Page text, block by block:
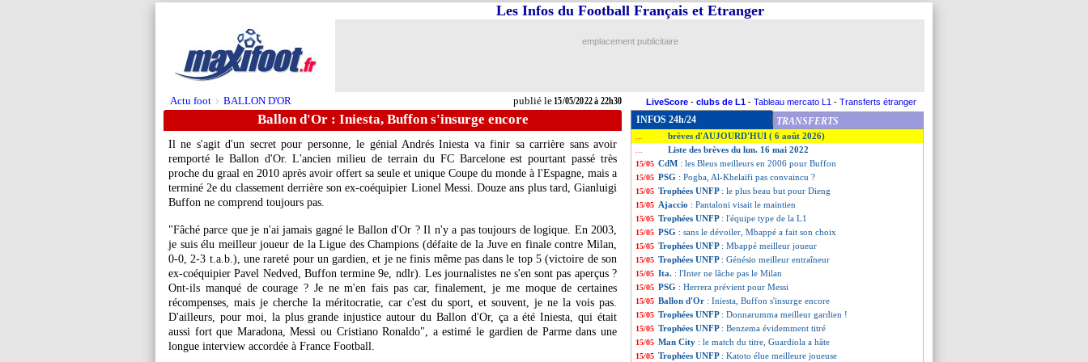
Actu foot > BALLON D'OR publié le15/05/2022 à 22h30
Les Infos du Football Français et Etranger
emplacement publicitaire
LiveScore - clubs de L1 - Tableau mercato L1 - Transferts étranger
Ballon d'Or : Iniesta, Buffon s'insurge encore
Il ne s'agit d'un secret pour personne, le génial Andrés Iniesta va finir sa carrière sans avoir
remporté le Ballon d'Or. L'ancien milieu de terrain du FC Barcelone est pourtant passé très
proche du graal en 2010 après avoir offert sa seule et unique Coupe du monde à l'Espagne, mais a
terminé 2e du classement derrière son ex-coéquipier Lionel Messi. Douze ans plus tard, Gianluigi
Buffon ne comprend toujours pas.
"Fâché parce que je n'ai jamais gagné le Ballon d'Or ? Il n'y a pas toujours de logique. En 2003,
je suis élu meilleur joueur de la Ligue des Champions (défaite de la Juve en finale contre Milan,
0-0, 2-3 t.a.b.), une rareté pour un gardien, et je ne finis même pas dans le top 5 (victoire de son
ex-coéquipier Pavel Nedved, Buffon termine 9e, ndlr). Les journalistes ne s'en sont pas aperçus ?
Ont-ils manqué de courage ? Je ne m'en fais pas car, finalement, je me moque de certaines
récompenses, mais je cherche la méritocratie, car c'est du sport, et souvent, je ne la vois pas.
D'ailleurs, pour moi, la plus grande injustice autour du Ballon d'Or, ça a été Iniesta, qui était
aussi fort que Maradona, Messi ou Cristiano Ronaldo", a estimé le gardien de Parme dans une
longue interview accordée à France Football.
INFOS 24h/24 TRANSFERTS
brèves d'AUJOURD'HUI ( 6 août 2026)
Liste des brèves du lun. 16 mai 2022
15/05 CdM : les Bleus meilleurs en 2006 pour Buffon
15/05 PSG : Pogba, Al-Khelaïfi pas convaincu ?
15/05 Trophées UNFP : le plus beau but pour Dieng
15/05 Ajaccio : Pantaloni visait le maintien
15/05 Trophées UNFP : l'équipe type de la L1
15/05 PSG : sans le dévoiler, Mbappé a fait son choix
15/05 Trophées UNFP : Mbappé meilleur joueur
15/05 Trophées UNFP : Génésio meilleur entraîneur
15/05 Ita. : l'Inter ne lâche pas le Milan
15/05 PSG : Herrera prévient pour Messi
15/05 Ballon d'Or : Iniesta, Buffon s'insurge encore
15/05 Trophées UNFP : Donnarumma meilleur gardien !
15/05 Trophées UNFP : Benzema évidemment titré
15/05 Man City : le match du titre, Guardiola a hâte
15/05 Trophées UNFP : Katoto élue meilleure joueuse